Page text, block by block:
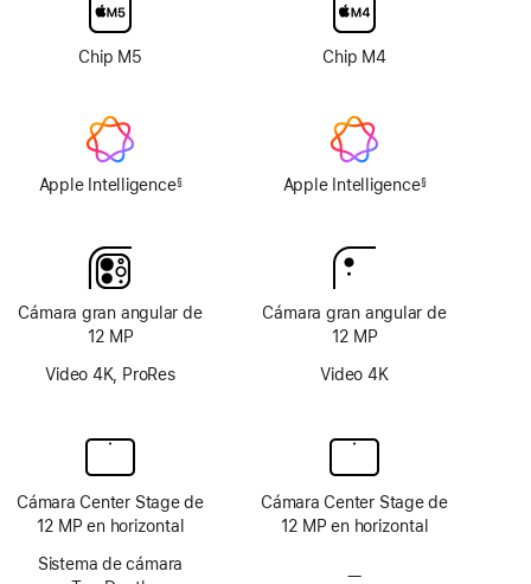
Chip M5
Apple Intelligence§
Cámara gran angular de
12 MP
Video 4K, ProRes
Cámara Center Stage de
12 MP en horizontal
Sistema de cámara
vidrio
nanotexturizado
Chip M4
Apple Intelligence§
Cámara gran angular de
12 MP
Video 4K
Cámara Center Stage de
12 MP en horizontal
—Sin